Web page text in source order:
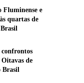
Fluminense e
quartas de
de
Brasil